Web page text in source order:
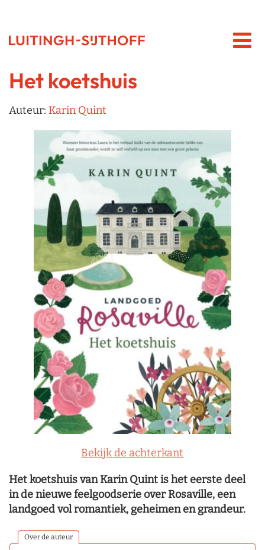
Het koetshuis
Auteur: Karin Quint
Bekijk de achterkant
Het koetshuis van Karin Quint is het eerste deel
in de nieuwe feelgoodserie over Rosaville, een
landgoed vol romantiek, geheimen en grandeur.
Over de auteur